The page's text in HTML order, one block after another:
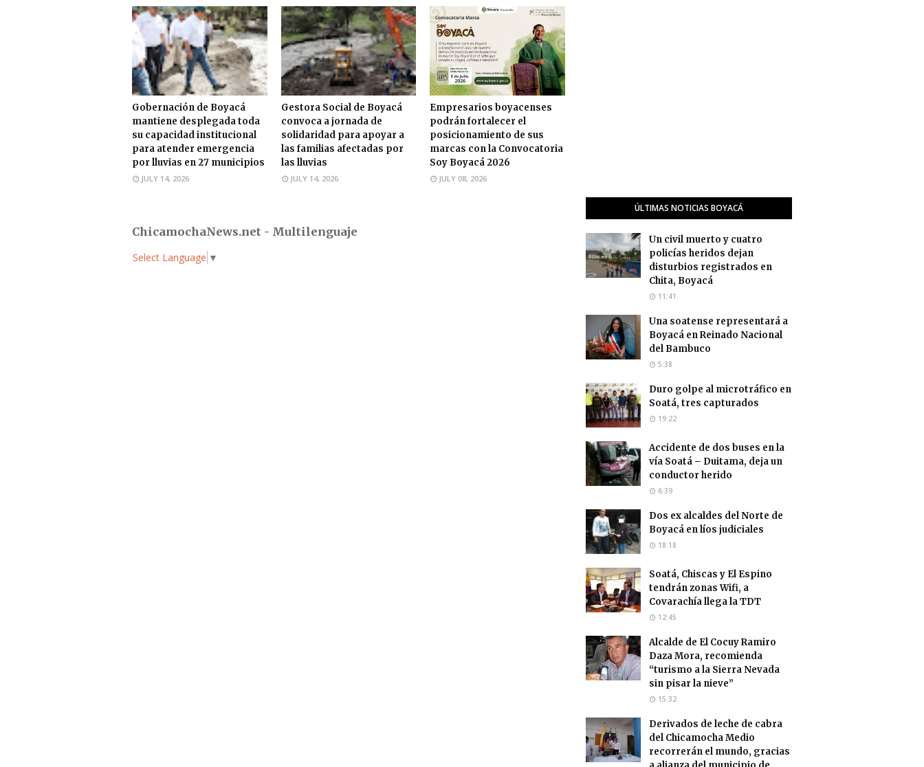
Gobernación de Boyacá
mantiene desplegada toda
su capacidad institucional
para atender emergencia
por lluvias en 27 municipios
JULY 14, 2026
Gestora Social de Boyacá
convoca a jornada de
solidaridad para apoyar a
las familias afectadas por
las lluvias
JULY 14, 2026
Empresarios boyacenses
podrán fortalecer el
posicionamiento de sus
marcas con la Convocatoria
Soy Boyacá 2026
JULY 08, 2026
ChicamochaNews.net - Multilenguaje
Select Language ▼
ÚLTIMAS NOTICIAS BOYACÁ
Un civil muerto y cuatro
policías heridos dejan
disturbios registrados en
Chita, Boyacá
11:41
Una soatense representará a
Boyacá en Reinado Nacional
del Bambuco
5:38
Duro golpe al microtráfico en
Soatá, tres capturados
19:22
Accidente de dos buses en la
vía Soatá – Duitama, deja un
conductor herido
6:39
Dos ex alcaldes del Norte de
Boyacá en líos judiciales
18:18
Soatá, Chiscas y El Espino
tendrán zonas Wifi, a
Covarachía llega la TDT
12:45
Alcalde de El Cocuy Ramiro
Daza Mora, recomienda
“turismo a la Sierra Nevada
sin pisar la nieve”
15:32
Derivados de leche de cabra
del Chicamocha Medio
recorrerán el mundo, gracias